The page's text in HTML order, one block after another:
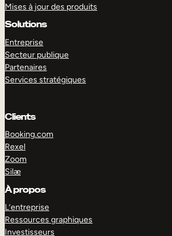
Mises à jour des produits
Solutions
Entreprise
Secteur publique
Partenaires
Services stratégiques
Clients
Booking.com
Rexel
Zoom
Silæ
À propos
L’entreprise
Ressources graphiques
Investisseurs